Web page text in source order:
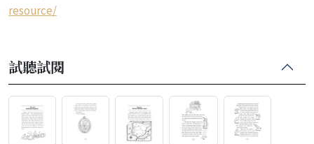
resource/
試聽試閱